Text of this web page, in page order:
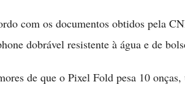
com os documentos obtidos pela
dobrável resistente à água e de
de que o Pixel Fold pesa 10